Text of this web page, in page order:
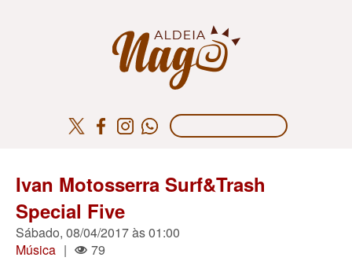
Ivan Motosserra Surf&Trash
Special Five
Sábado, 08/04/2017 às 01:00
Música | 79